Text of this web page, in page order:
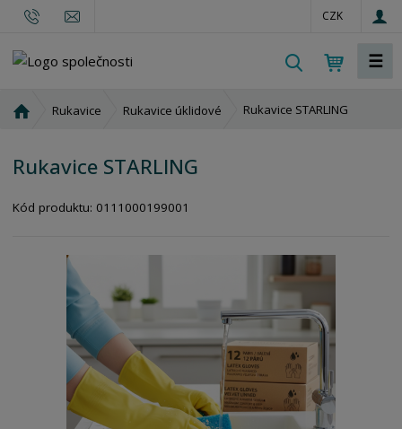
CZK
h
☰
d
í
Rukavice Rukavice úklidové Rukavice STARLING
Rukavice STARLING
Kód produktu: 0111000199001